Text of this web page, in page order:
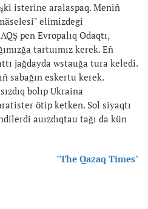
isterine aralaspaq. Meniñ
elimizdegi
pen Evropalıq Odaqtı,
tartuımız kerek. Eñ
jağdayda wstauğa tura keledi.
sabağın eskertu kerek.
bolıp Ukraina
ötip ketken. Sol siyaqtı
auızdıqtau tağı da kün
"The Qazaq Times"